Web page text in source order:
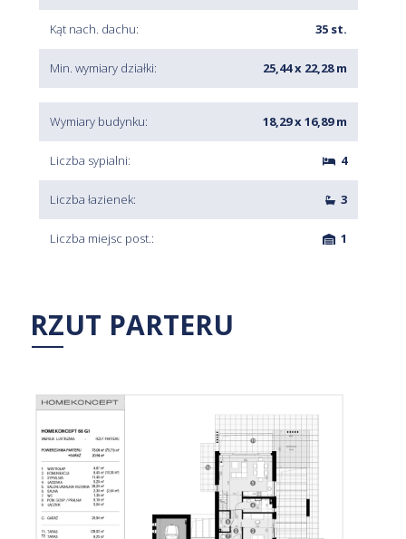
Kąt nach. dachu: 35 st.
Min. wymiary działki: 25,44 x 22,28 m
Wymiary budynku: 18,29 x 16,89 m
Liczba sypialni: 4
Liczba łazienek: 3
Liczba miejsc post.: 1
RZUT PARTERU